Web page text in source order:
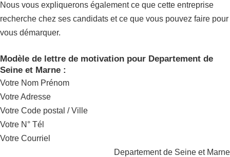
Nous vous expliquerons également ce que cette entreprise
recherche chez ses candidats et ce que vous pouvez faire pour
vous démarquer.
Modèle de lettre de motivation pour Departement de
Seine et Marne :
Votre Nom Prénom
Votre Adresse
Votre Code postal / Ville
Votre N° Tél
Votre Courriel
Departement de Seine et Marne